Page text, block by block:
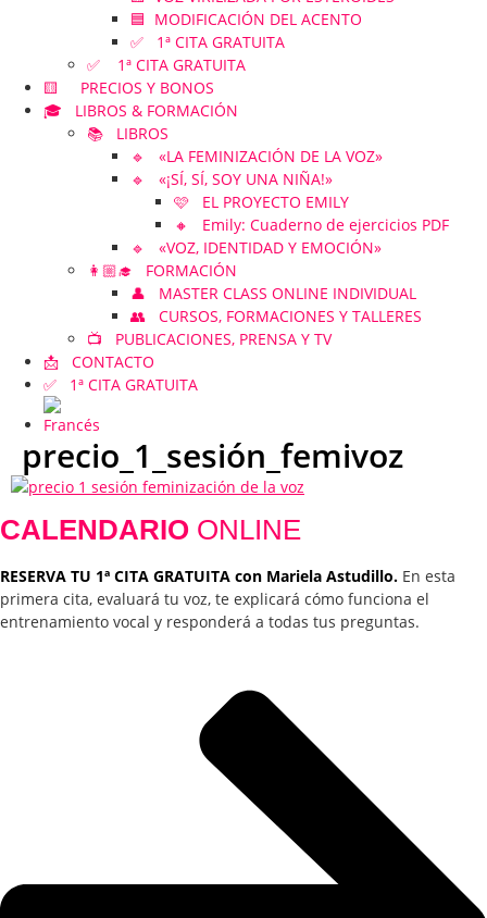
🟦 MODIFICACIÓN DEL ACENTO
✅ 1ª CITA GRATUITA
✅ 1ª CITA GRATUITA
🟨 PRECIOS Y BONOS
🎓 LIBROS & FORMACIÓN
📚 LIBROS
🔹 «LA FEMINIZACIÓN DE LA VOZ»
🔹 «¡SÍ, SÍ, SOY UNA NIÑA!»
🩷 EL PROYECTO EMILY
🔸 Emily: Cuaderno de ejercicios PDF
🔹 «VOZ, IDENTIDAD Y EMOCIÓN»
👩🏼‍🎓 FORMACIÓN
👤 MASTER CLASS ONLINE INDIVIDUAL
👥 CURSOS, FORMACIONES Y TALLERES
📺 PUBLICACIONES, PRENSA Y TV
📩 CONTACTO
✅ 1ª CITA GRATUITA
precio_1_sesión_femivoz
CALENDARIO ONLINE
RESERVA TU 1ª CITA GRATUITA con Mariela Astudillo. En esta
primera cita, evaluará tu voz, te explicará cómo funciona el
entrenamiento vocal y responderá a todas tus preguntas.